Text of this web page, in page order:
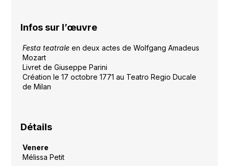
Infos sur l’œuvre
Festa teatraleen deux actes de Wolfgang Amadeus
Mozart
Livret de Giuseppe Parini
Création le 17 octobre 1771 au Teatro Regio Ducale
de Milan
Détails
Venere
Mélissa Petit